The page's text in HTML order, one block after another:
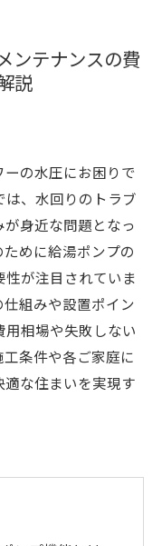
ンテナンスの費
説
の水圧にお困りで
、水回りのトラブ
身近な問題となっ
めに給湯ポンプの
が注目されていま
組みや設置ポイン
用相場や失敗しない
条件や各ご家庭に
な住まいを実現す